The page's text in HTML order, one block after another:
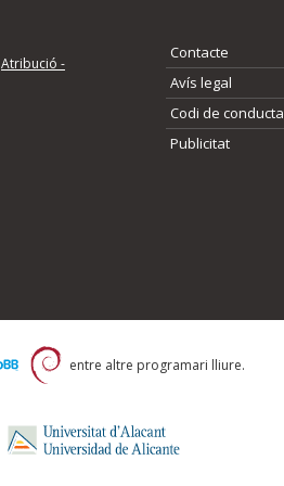
Atribució -
Contacte
Avís legal
Codi de conducta
Publicitat
entre altre programari lliure.